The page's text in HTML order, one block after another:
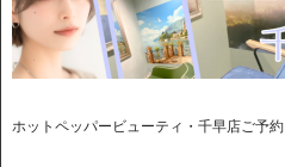
ホットペッパービューティ・千早店ご予約